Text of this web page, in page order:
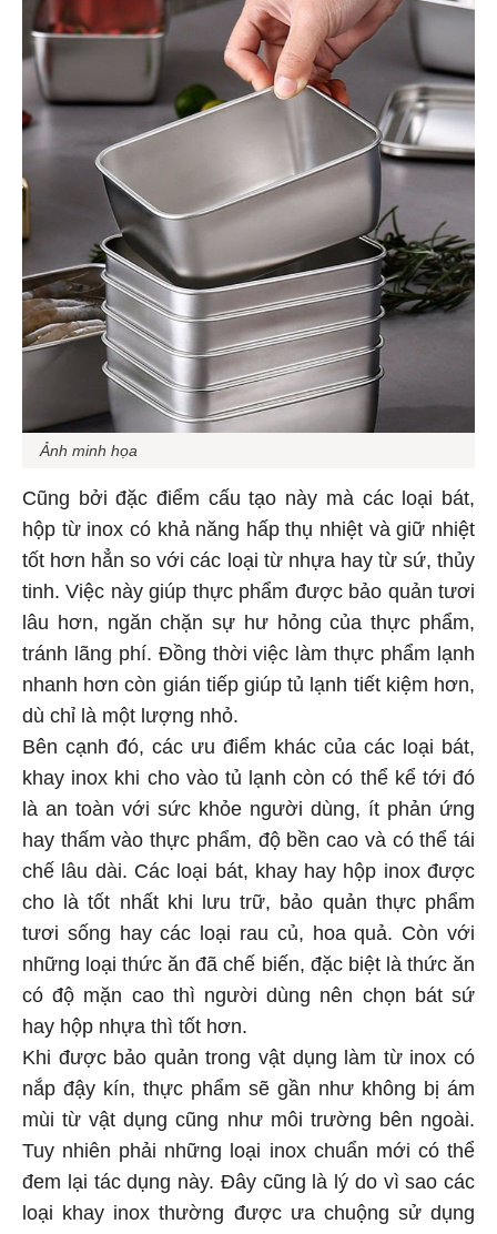
Ảnh minh họa
Cũng bởi đặc điểm cấu tạo này mà các loại bát,
hộp từ inox có khả năng hấp thụ nhiệt và giữ nhiệt
tốt hơn hẳn so với các loại từ nhựa hay từ sứ, thủy
tinh. Việc này giúp thực phẩm được bảo quản tươi
lâu hơn, ngăn chặn sự hư hỏng của thực phẩm,
tránh lãng phí. Đồng thời việc làm thực phẩm lạnh
nhanh hơn còn gián tiếp giúp tủ lạnh tiết kiệm hơn,
dù chỉ là một lượng nhỏ.
Bên cạnh đó, các ưu điểm khác của các loại bát,
khay inox khi cho vào tủ lạnh còn có thể kể tới đó
là an toàn với sức khỏe người dùng, ít phản ứng
hay thấm vào thực phẩm, độ bền cao và có thể tái
chế lâu dài. Các loại bát, khay hay hộp inox được
cho là tốt nhất khi lưu trữ, bảo quản thực phẩm
tươi sống hay các loại rau củ, hoa quả. Còn với
những loại thức ăn đã chế biến, đặc biệt là thức ăn
có độ mặn cao thì người dùng nên chọn bát sứ
hay hộp nhựa thì tốt hơn.
Khi được bảo quản trong vật dụng làm từ inox có
nắp đậy kín, thực phẩm sẽ gần như không bị ám
mùi từ vật dụng cũng như môi trường bên ngoài.
Tuy nhiên phải những loại inox chuẩn mới có thể
đem lại tác dụng này. Đây cũng là lý do vì sao các
loại khay inox thường được ưa chuộng sử dụng